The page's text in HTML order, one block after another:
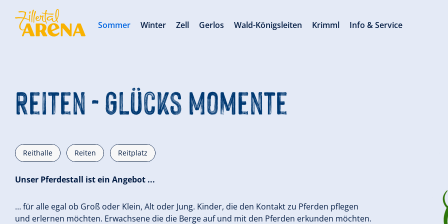
Reiten - Glücks Momente
Reithalle Reiten Reitplatz
Unser Pferdestall ist ein Angebot ...
… für alle egal ob Groß oder Klein, Alt oder Jung. Kinder, die den Kontakt zu Pferden pflegen
und erlernen möchten. Erwachsene die die Berge auf und mit den Pferden erkunden möchten.
Sommer Winter Zell Gerlos Wald-Königsleiten Krimml Info & Service